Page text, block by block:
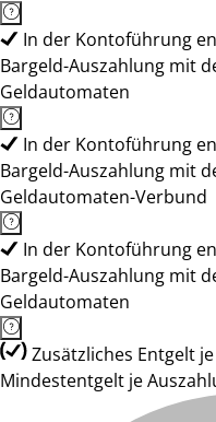
In der Kontoführung
Bargeld-Auszahlung mit
Geldautomaten
In der Kontoführung
Bargeld-Auszahlung mit
Geldautomaten-Verbund
In der Kontoführung
Bargeld-Auszahlung mit
Geldautomaten
Zusätzliches Entgelt
Mindestentgelt je